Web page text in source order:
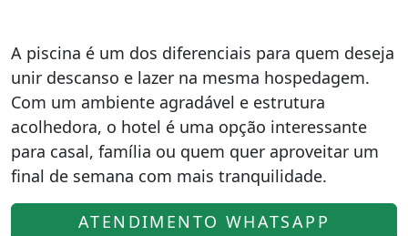
A piscina é um dos diferenciais para quem deseja
unir descanso e lazer na mesma hospedagem.
Com um ambiente agradável e estrutura
acolhedora, o hotel é uma opção interessante
para casal, família ou quem quer aproveitar um
final de semana com mais tranquilidade.
ATENDIMENTO WHATSAPP